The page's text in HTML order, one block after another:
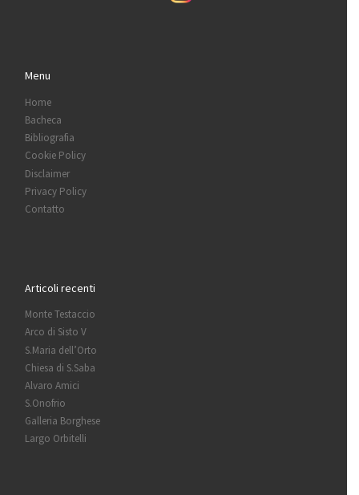
Menu
Home
Bacheca
Bibliografia
Cookie Policy
Disclaimer
Privacy Policy
Contatto
Articoli recenti
Monte Testaccio
Arco di Sisto V
S.Maria dell’Orto
Chiesa di S.Saba
Alvaro Amici
S.Onofrio
Galleria Borghese
Largo Orbitelli